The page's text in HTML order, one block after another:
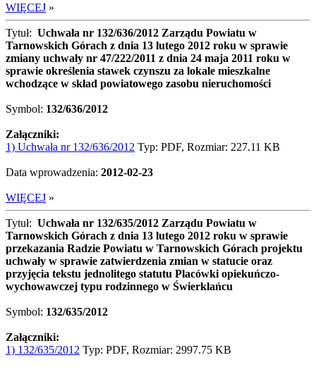
WIĘCEJ »
Tytuł: Uchwała nr 132/636/2012 Zarządu Powiatu w
Tarnowskich Górach z dnia 13 lutego 2012 roku w sprawie
zmiany uchwały nr 47/222/2011 z dnia 24 maja 2011 roku w
sprawie określenia stawek czynszu za lokale mieszkalne
wchodzące w skład powiatowego zasobu nieruchomości
Symbol: 132/636/2012
Załączniki:
1) Uchwała nr 132/636/2012 Typ: PDF, Rozmiar: 227.11 KB
Data wprowadzenia: 2012-02-23
WIĘCEJ »
Tytuł: Uchwała nr 132/635/2012 Zarządu Powiatu w
Tarnowskich Górach z dnia 13 lutego 2012 roku w sprawie
przekazania Radzie Powiatu w Tarnowskich Górach projektu
uchwały w sprawie zatwierdzenia zmian w statucie oraz
przyjęcia tekstu jednolitego statutu Placówki opiekuńczo-
wychowawczej typu rodzinnego w Świerklańcu
Symbol: 132/635/2012
Załączniki:
1) 132/635/2012 Typ: PDF, Rozmiar: 2997.75 KB